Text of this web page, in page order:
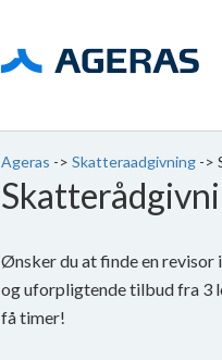
Ageras -> Skatteraadgivning ->
Ønsker du at finde en revisor
og uforpligtende tilbud fra 3
få timer!